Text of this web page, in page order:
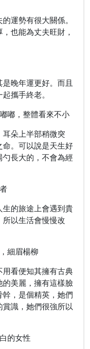
運勢有很大關係。
也能為丈夫旺財，
晚年運更好。而且
攜手終老。
嘟，整體看來不小
朵上半部稍微突
。可以說是天生好
長大的，不會為經
的旅途上會遇到貴
以生活會慢慢改
細眉楊柳
看便知其擁有古典
美麗，擁有這樣臉
，是個精英，她們
識，她們很強所以
的女性